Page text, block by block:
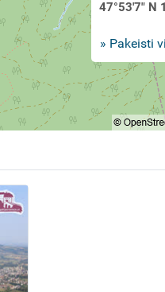
47°53'7" N
» Pakeisti